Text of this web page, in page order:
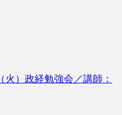
火）政経勉強会／講師：